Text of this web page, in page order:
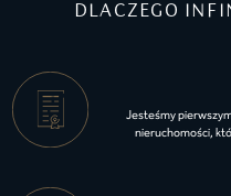
DLACZEGO
Jesteśmy
nieruchomości,